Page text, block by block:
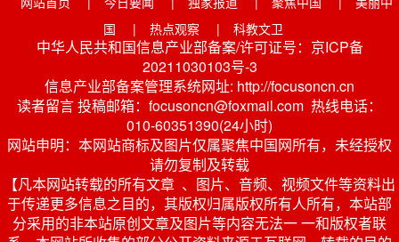
国
| 热点观察 | 科教文卫
中华人民共和国信息产业部备案/许可证号：京ICP备
20211030103号-3
信息产业部备案管理系统网址: http://focusoncn.cn
读者留言 投稿邮箱：focusoncn@foxmail.com 热线电话：
010-60351390(24小时)
网站申明：本网站商标及图片仅属聚焦中国网所有，未经授权
请勿复制及转载
【凡本网站转载的所有文章 、图片、音频、视频文件等资料出
于传递更多信息之目的，其版权归属版权所有人所有，本站部
分采用的非本站原创文章及图片等内容无法一 一和版权者联